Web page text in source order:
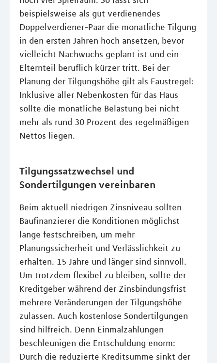
beispielsweise als gut verdienendes
Doppelverdiener-Paar die monatliche Tilgung
in den ersten Jahren hoch ansetzen, bevor
vielleicht Nachwuchs geplant ist und ein
Elternteil beruflich kürzer tritt. Bei der
Planung der Tilgungshöhe gilt als Faustregel:
Inklusive aller Nebenkosten für das Haus
sollte die monatliche Belastung bei nicht
mehr als rund 30 Prozent des regelmäßigen
Nettos liegen.
Tilgungssatzwechsel und
Sondertilgungen vereinbaren
Beim aktuell niedrigen Zinsniveau sollten
Baufinanzierer die Konditionen möglichst
lange festschreiben, um mehr
Planungssicherheit und Verlässlichkeit zu
erhalten. 15 Jahre und länger sind sinnvoll.
Um trotzdem flexibel zu bleiben, sollte der
Kreditgeber während der Zinsbindungsfrist
mehrere Veränderungen der Tilgungshöhe
zulassen. Auch kostenlose Sondertilgungen
sind hilfreich. Denn Einmalzahlungen
beschleunigen die Entschuldung enorm:
Durch die reduzierte Kreditsumme sinkt der